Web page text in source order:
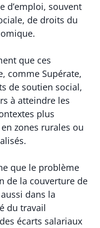
d’emploi, souvent
de droits du
que ces
comme Supérate,
de soutien social,
à atteindre les
plus
zones rurales ou
que le problème
de la couverture de
dans la
du travail
écarts salariaux